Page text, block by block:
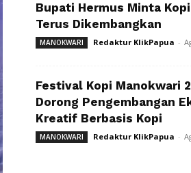
Bupati Hermus Minta
Terus Dikembangkan
MANOKWARI Redaktur KlikPapua -
Festival Kopi Manokwari
Dorong Pengembangan
Kreatif Berbasis Kopi
MANOKWARI Redaktur KlikPapua -